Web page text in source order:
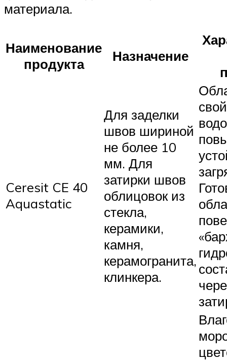
материала.
Наименование
продукта
Назначение
Ceresit CE 40
Aquastatic
Для заделки
швов шириной
не более 10
мм. Для
затирки швов
облицовок из
стекла,
керамики,
камня,
керамогранита,
клинкера.